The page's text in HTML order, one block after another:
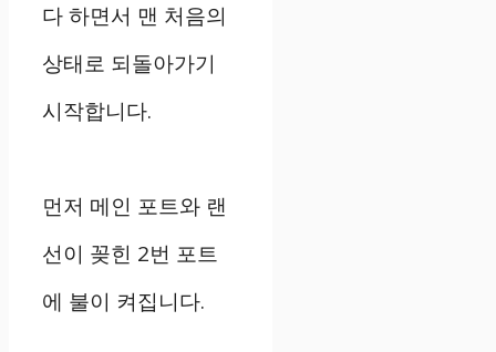
다 하면서 맨 처음의
상태로 되돌아가기
시작합니다.
먼저 메인 포트와 랜
선이 꽂힌 2번 포트
에 불이 켜집니다.